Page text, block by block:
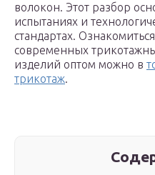
волокон. Этот разбор
испытаниях и
стандартах.
современных
изделий оптом можно в
трикотаж.